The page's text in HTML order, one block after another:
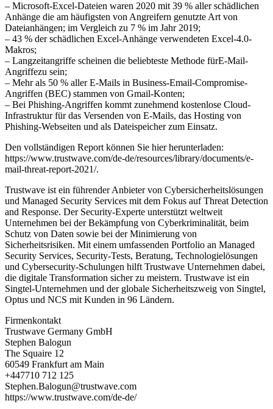
– Microsoft-Excel-Dateien waren 2020 mit 39 % aller schädlichen
Anhänge die am häufigsten von Angreifern genutzte Art von
Dateianhängen; im Vergleich zu 7 % im Jahr 2019;
– 43 % der schädlichen Excel-Anhänge verwendeten Excel-4.0-
Makros;
– Langzeitangriffe scheinen die beliebteste Methode fürE-Mail-
Angriffezu sein;
– Mehr als 50 % aller E-Mails in Business-Email-Compromise-
Angriffen (BEC) stammen von Gmail-Konten;
– Bei Phishing-Angriffen kommt zunehmend kostenlose Cloud-
Infrastruktur für das Versenden von E-Mails, das Hosting von
Phishing-Webseiten und als Dateispeicher zum Einsatz.
Den vollständigen Report können Sie hier herunterladen:
https://www.trustwave.com/de-de/resources/library/documents/e-
mail-threat-report-2021/.
Trustwave ist ein führender Anbieter von Cybersicherheitslösungen
und Managed Security Services mit dem Fokus auf Threat Detection
and Response. Der Security-Experte unterstützt weltweit
Unternehmen bei der Bekämpfung von Cyberkriminalität, beim
Schutz von Daten sowie bei der Minimierung von
Sicherheitsrisiken. Mit einem umfassenden Portfolio an Managed
Security Services, Security-Tests, Beratung, Technologielösungen
und Cybersecurity-Schulungen hilft Trustwave Unternehmen dabei,
die digitale Transformation sicher zu meistern. Trustwave ist ein
Singtel-Unternehmen und der globale Sicherheitszweig von Singtel,
Optus und NCS mit Kunden in 96 Ländern.
Firmenkontakt
Trustwave Germany GmbH
Stephen Balogun
The Squaire 12
60549 Frankfurt am Main
+447710 712 125
Stephen.Balogun@trustwave.com
https://www.trustwave.com/de-de/